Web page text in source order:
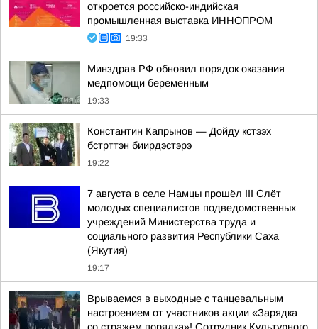
откроется российско-индийская
промышленная выставка ИННОПРОМ
19:33
Минздрав РФ обновил порядок оказания
медпомощи беременным
19:33
Константин Капрынов — Дойду кстээх
бстрттэн биирдэстэрэ
19:22
7 августа в селе Намцы прошёл III Слёт
молодых специалистов подведомственных
учреждений Министерства труда и
социального развития Республики Саха
(Якутия)
19:17
Врываемся в выходные с танцевальным
настроением от участников акции «Зарядка